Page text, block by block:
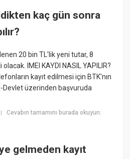
kaç gün sonra
20 bin TL'lik yeni tutar, 8
IMEI KAYDI NASIL YAPILIR?
kayıt edilmesi için BTK'nın
Devlet üzerinden başvuruda
Cevabın tamamını burada okuyun:
gelmeden kayıt